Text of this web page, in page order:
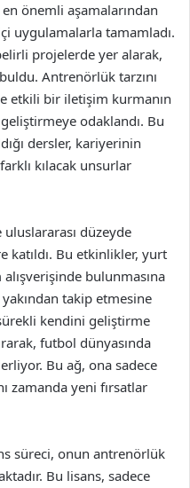
önemli aşamalarından
uygulamalarla tamamladı.
projelerde yer alarak,
Antrenörlük tarzını
etkili bir iletişim kurmanın
odaklandı. Bu
dersler, kariyerinin
kılacak unsurlar
düzeyde
Bu etkinlikler, yurt
bulunmasına
takip etmesine
kendini geliştirme
futbol dünyasında
Bu ağ, ona sadece
zamanda yeni fırsatlar
süreci, onun antrenörlük
Bu lisans, sadece